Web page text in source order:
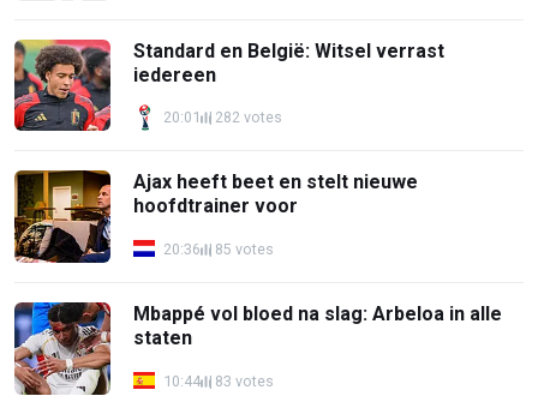
Standard en België: Witsel verrast
iedereen
20:01 282 votes
Ajax heeft beet en stelt nieuwe
hoofdtrainer voor
20:36 85 votes
Mbappé vol bloed na slag: Arbeloa in alle
staten
10:44 83 votes